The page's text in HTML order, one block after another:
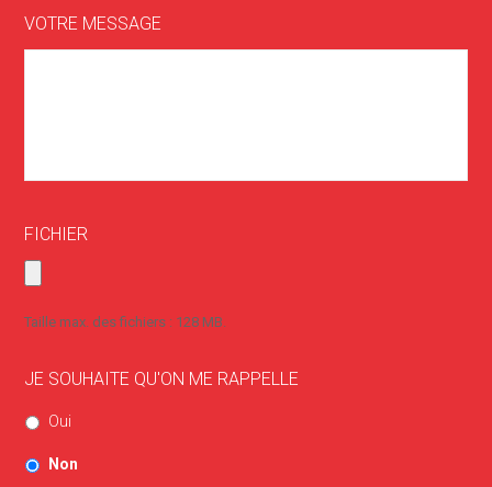
VOTRE MESSAGE
FICHIER
Taille max. des fichiers : 128 MB.
JE SOUHAITE QU'ON ME RAPPELLE
Oui
Non